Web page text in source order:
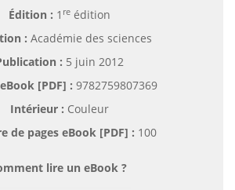
Édition : 1 re édition
: Académie des sciences
: 5 juin 2012
[PDF] : 9782759807369
Intérieur : Couleur
de pages eBook [PDF] : 100
lire un eBook ?